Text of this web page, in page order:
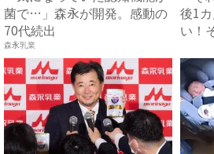
菌で…」森永が開発。感動の
70代続出
森永乳業
後1
い！